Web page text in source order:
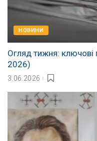
НОВИНИ
Огляд тижня: ключові
2026)
3.06.2026